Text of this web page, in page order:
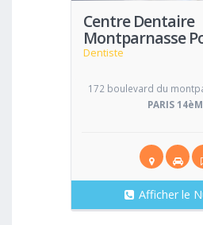
Centre Dentaire
Montparnasse
Dentiste
172 boulevard du
PARIS
Afficher le